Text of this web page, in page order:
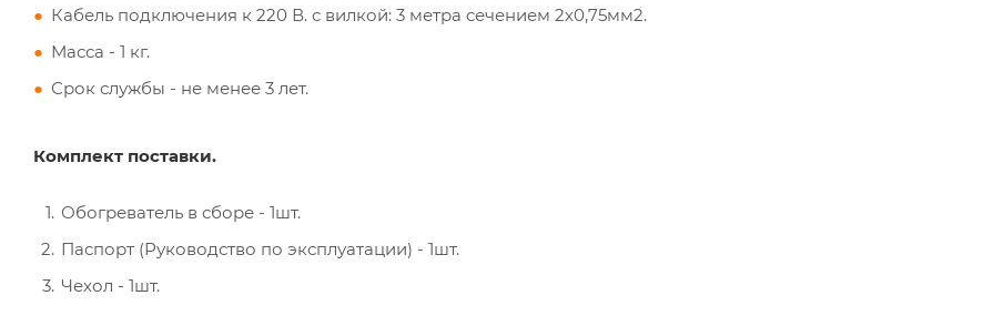
Кабель подключения к 220 В. с вилкой: 3 метра сечением 2х0,75мм2.
Масса - 1 кг.
Срок службы - не менее 3 лет.
Комплект поставки.
Обогреватель в сборе - 1шт.
Паспорт (Руководство по эксплуатации) - 1шт.
Чехол - 1шт.